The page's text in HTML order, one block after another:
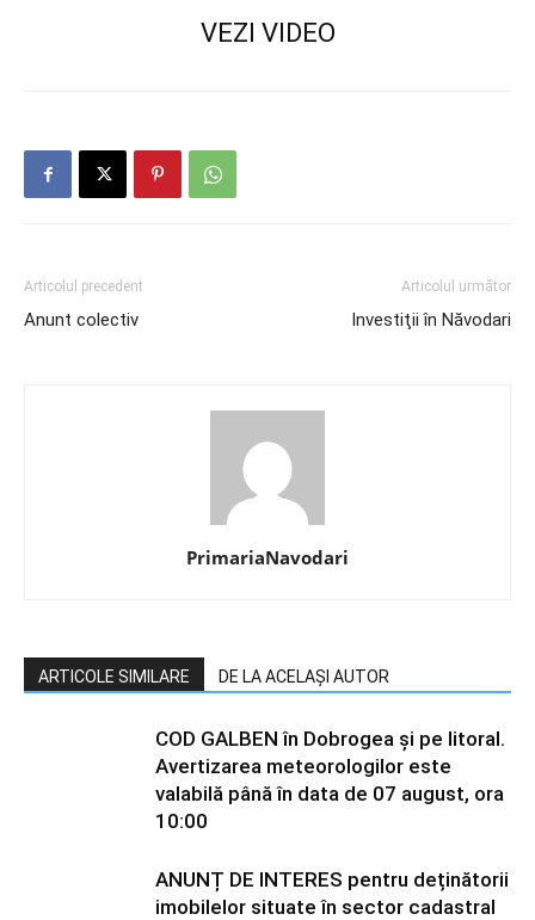
VEZI VIDEO
Articolul precedent
Anunt colectiv
Articolul următor
Investiţii în Năvodari
PrimariaNavodari
ARTICOLE SIMILARE DE LA ACELAȘI AUTOR
COD GALBEN în Dobrogea și pe litoral.
Avertizarea meteorologilor este
valabilă până în data de 07 august, ora
10:00
ANUNȚ DE INTERES pentru deținătorii
imobilelor situate în sector cadastral